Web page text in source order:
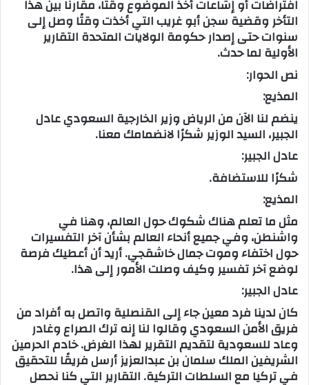
افتراضات أو إشاعات أخذ الموضوع وقتًا، مقارنًا بين هذا
التأخر وقضية سجن أبو غريب التي أخذت وقتًا وصل إلى
سنوات حتى إصدار حكومة الولايات المتحدة التقارير
الأولية لما حدث.
نص الحوار:
المذيع:
ينضم لنا الآن من الرياض وزير الخارجية السعودي عادل
الجبير، السيد الوزير شكرًا لانضمامك معنا.
عادل الجبير:
شكرًا للاستضافة.
المذيع:
مثل ما تعلم هناك شكوك حول العالم، وهنا في
واشنطن، وفي جميع أنحاء العالم بشأن آخر التفسيرات
حول اختفاء وموت جمال خاشقجي. أريد أن أعطيك فرصة
لوضع آخر تفسير وكيف وصلت الأمور إلى هذا.
عادل الجبير:
كان لدينا فرد معين جاء إلى القنصلية واتصل به أفراد من
فريق الأمن السعودي وقالوا لنا إنه ترك الصراع وغادر
وعاد للسعودية لتقديم التقرير لهذا الغرض. خادم الحرمين
الشريفين الملك سلمان بن عبدالعزيز أرسل فريقًا للتحقيق
في تركيا مع السلطات التركية. التقارير التي كنا نحصل